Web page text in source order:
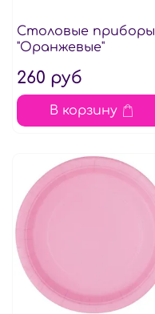
Столовые приборы
"Оранжевые"
260 руб
В корзину